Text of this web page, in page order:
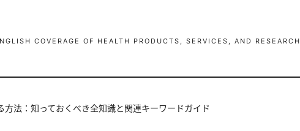
COVERAGE OF HEALTH PRODUCTS, SERVICES, AND RESEARCH
法：知っておくべき全知識と関連キーワードガイド